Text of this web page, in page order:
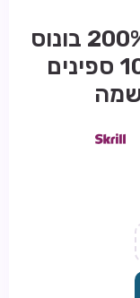
חבילת קבלת פנים: עד 200% בונוס
+ 100 ספינים חינם + 10 ספינים